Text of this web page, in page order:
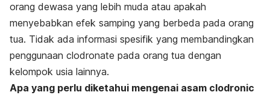
orang dewasa yang lebih muda atau apakah
menyebabkan efek samping yang berbeda pada orang
tua. Tidak ada informasi spesifik yang membandingkan
penggunaan clodronate pada orang tua dengan
kelompok usia lainnya.
Apa yang perlu diketahui mengenai asam clodronic